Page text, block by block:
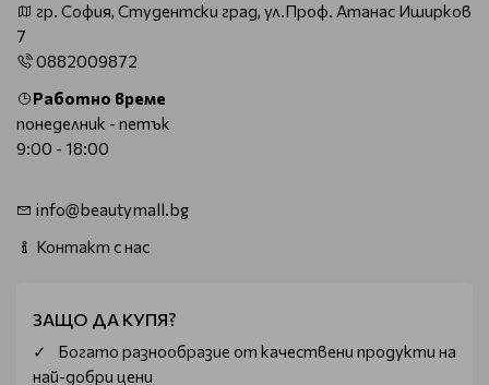
гр. София, Студентски град, ул.Проф. Атанас Иширков
7
0882009872
Работно време
понеделник - петък
9:00 - 18:00
info@beautymall.bg
Контакт с нас
ЗАЩО ДА КУПЯ?
Богатo разнообразие от качествени продукти на
най-добри цени